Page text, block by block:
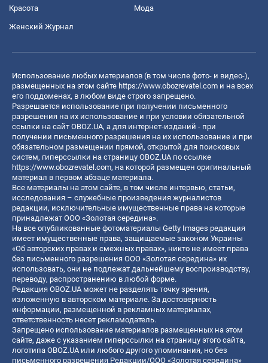
Красота Мода
Женский Журнал
Использование любых материалов (в том числе фото- и видео-),
размещенных на этом сайте https://www.obozrevatel.com и на всех
его поддоменах, в любом виде строго запрещено.
Разрешается использование при получении письменного
разрешения на их использование и при условии обязательной
ссылки на сайт OBOZ.UA, а для интернет-изданий - при
получении письменного разрешения на их использование и при
обязательном размещении прямой, открытой для поисковых
систем, гиперссылки на страницу OBOZ.UA по ссылке
https://www.obozrevatel.com, на которой размещен оригинальный
материал в первом абзаце материала.
Все материалы на этом сайте, в том числе интервью, статьи,
исследования – служебные произведения журналистов
редакции, исключительные имущественные права на которые
принадлежат ООО «Золотая середина».
На все опубликованные фотоматериалы Getty Images редакция
имеет имущественные права, защищаемые законом Украины
«Об авторских правах и смежных правах», никто не имеет права
без письменного разрешения ООО «Золотая середина» их
использовать, они не подлежат дальнейшему воспроизводству,
переводу, распространению в любой форме.
Редакция OBOZ.UA может не разделять точку зрения,
изложенную в авторском материале. За достоверность
информации, размещенной в рекламных материалах,
ответственность несет рекламодатель.
Запрещено использование материалов размещенных на этом
сайте, даже с указанием гиперссылки на страницу этого сайта,
логотипа OBOZ.UA или любого другого упоминания, но без
письменного разрешения Редакции/ООО «Золотая середина»